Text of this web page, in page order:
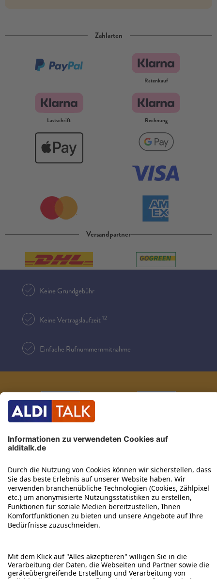
Zahlarten
Ratenkauf
Lastschrift Rechnung
Versandpartner
Keine Grundgebühr
Keine Vertragslaufzeit12
Einfache Rufnummernmitnahme
ÜBER DIESE SEITE
ALDI TALK WEBSHOP